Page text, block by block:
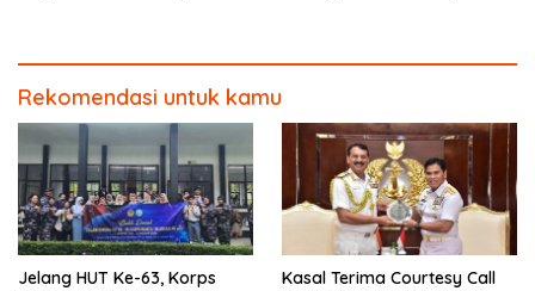
Rekomendasi untuk kamu
Jelang HUT Ke-63, Korps
Kasal Terima Courtesy Call